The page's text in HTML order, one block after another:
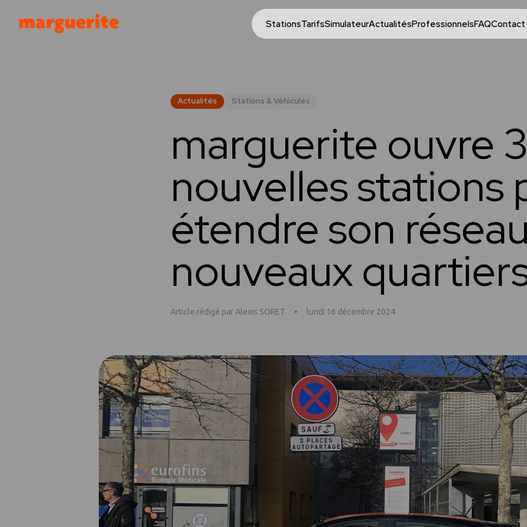
StationsTarifsSimulateurActualitésProfessionnelsFAQContact
Actualités Stations & Véhicules
marguerite ouvre
nouvelles stations
étendre son
nouveaux
Article rédigé par Alexis SORET • lundi 16 décembre 2024